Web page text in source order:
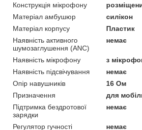
Конструкція мікрофону
Матеріал амбушюр
силікон
Матеріал корпусу
Пластик
Наявність активного
шумозаглушення (ANC)
немає
Наявність мікрофону
з
Наявність підсвічування
немає
Опір навушників
16 Ом
Призначення
для
Підтримка бездротової
зарядки
немає
Регулятор гучності
немає